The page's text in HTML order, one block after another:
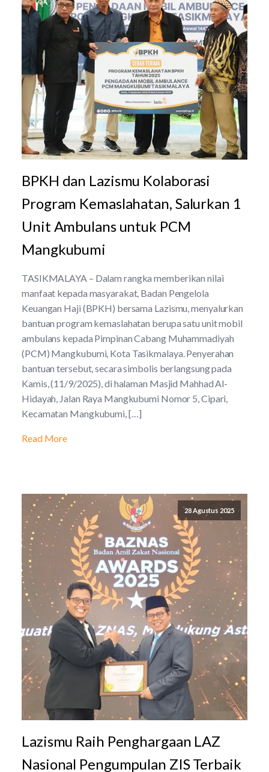
BPKH dan Lazismu Kolaborasi
Program Kemaslahatan, Salurkan 1
Unit Ambulans untuk PCM
Mangkubumi
TASIKMALAYA – Dalam rangka memberikan nilai
manfaat kepada masyarakat, Badan Pengelola
Keuangan Haji (BPKH) bersama Lazismu, menyalurkan
bantuan program kemaslahatan berupa satu unit mobil
ambulans kepada Pimpinan Cabang Muhammadiyah
(PCM) Mangkubumi, Kota Tasikmalaya. Penyerahan
bantuan tersebut, secara simbolis berlangsung pada
Kamis, (11/9/2025), di halaman Masjid Mahhad Al-
Hidayah, Jalan Raya Mangkubumi Nomor 5, Cipari,
Kecamatan Mangkubumi, […]
Read More
28 Agustus 2025
Lazismu Raih Penghargaan LAZ
Nasional Pengumpulan ZIS Terbaik